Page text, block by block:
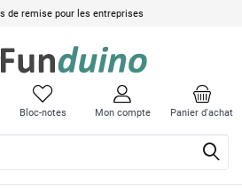
de remise pour les entreprises
Panier d'achat
Bloc-notes Mon compte
le
menu
le
menu